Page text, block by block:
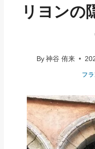
リヨンの
By 神谷 侑来
フ